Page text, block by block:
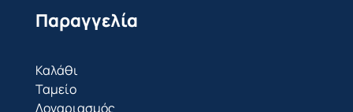
Παραγγελία
Καλάθι
Ταμείο
Λογαριασμός